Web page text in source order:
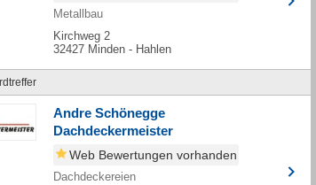
Metallbau
Kirchweg 2
32427 Minden - Hahlen
Andre Schönegge
Dachdeckermeister
Web Bewertungen vorhanden
Dachdeckereien